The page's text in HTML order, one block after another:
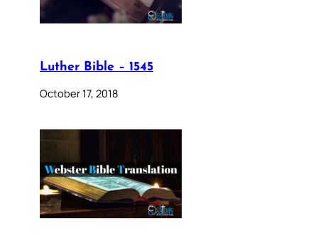
Luther Bible – 1545
October 17, 2018